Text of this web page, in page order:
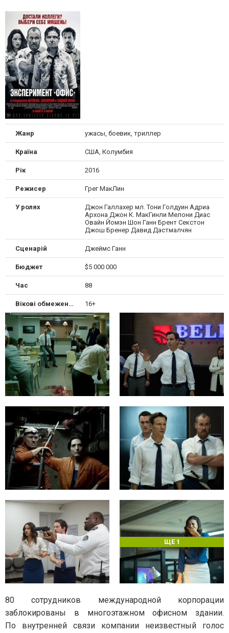
Жанр ужасы, боевик, триллер
Країна США, Колумбия
Рік 2016
Режисер Грег МакЛин
У ролях
Джон Галлахер мл. Тони Голдуин Адриа
Архона Джон К. МакГинли Мелони Диас
Овайн Йомэн Шон Ганн Брент Секстон
Джош Бренер Давид Дастмалчян
Сценарій Джеймс Ганн
Бюджет $5 000 000
Час 88
Вікові обмеження 16+
ЩЕ 1
80 сотрудников международной корпорации
заблокированы в многоэтажном офисном здании.
По внутренней связи компании неизвестный голос